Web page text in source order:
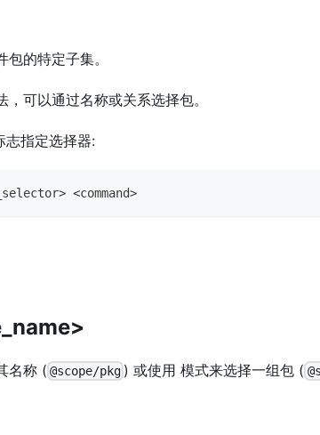
的特定子集。
可以通过名称或关系选择包。
志指定选择器:
> <command>
名称 ( @scope/pkg ) 或使用 模式来选择一组包 (